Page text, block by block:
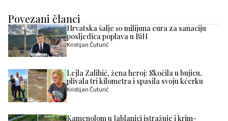
Povezani članci
Hrvatska šalje 10 milijuna eura za sanaciju
posljedica poplava u BiH
Kristijan Čuturić
Lejla Zalihić, žena heroj: Skočila u bujicu,
plivala tri kilometra i spasila svoju kćerku
Kristijan Čuturić
Kamenolom u Jablanici istražuje i krim-